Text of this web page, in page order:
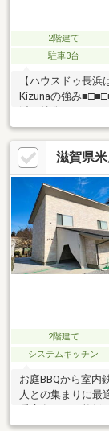
2階建て
駐車3台
【ハウスドゥ長
Kizunaの強み■□■□■ ・地域密着型のアットホームな雰囲気。
浜に特化しているの
の事をどこよりも
があります。 ・社員の店舗移動もないので売主様の大事な資産を
親身になって、 査定から販売までサポートさせて頂きます。
◆◆◆お気軽にお
滋賀県
2階建て
システムキッチン
お庭BBQから室内
人との集まりに最
ビング床・玄関床